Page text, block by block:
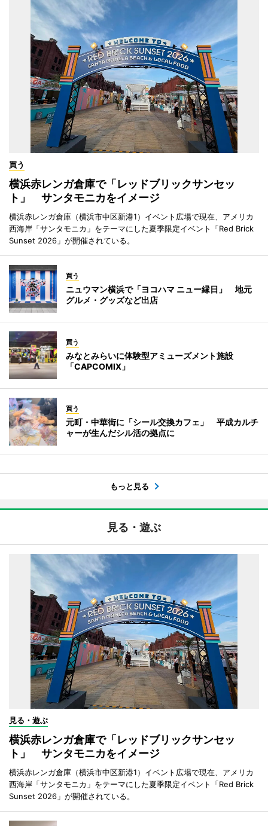
買う
横浜赤レンガ倉庫で「レッドブリックサンセッ
ト」 サンタモニカをイメージ
横浜赤レンガ倉庫（横浜市中区新港1）イベント広場で現在、アメリカ
西海岸「サンタモニカ」をテーマにした夏季限定イベント「Red Brick
Sunset 2026」が開催されている。
買う
ニュウマン横浜で「ヨコハマ ニュー縁日」 地元
グルメ・グッズなど出店
買う
みなとみらいに体験型アミューズメント施設
「CAPCOMIX」
買う
元町・中華街に「シール交換カフェ」 平成カルチ
ャーが生んだシル活の拠点に
もっと見る
見る・遊ぶ
見る・遊ぶ
横浜赤レンガ倉庫で「レッドブリックサンセッ
ト」 サンタモニカをイメージ
横浜赤レンガ倉庫（横浜市中区新港1）イベント広場で現在、アメリカ
西海岸「サンタモニカ」をテーマにした夏季限定イベント「Red Brick
Sunset 2026」が開催されている。